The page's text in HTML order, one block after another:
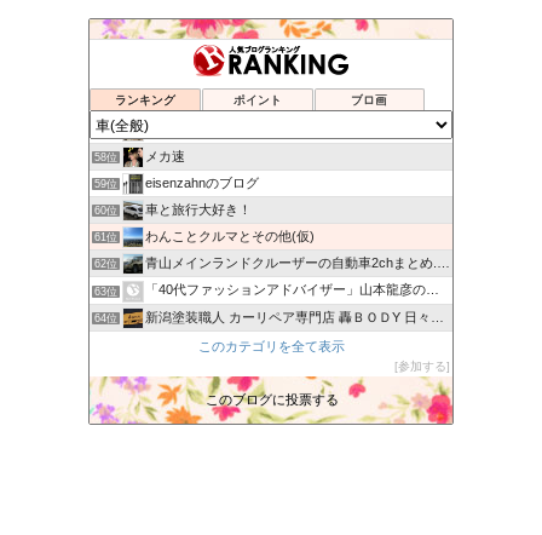
ランキング ポイント ブロ画
HIROMIX BLOG
なんでも情報局
56位 興味のままに解説する研究者
57位 usunonooのブログ@トミカ倉庫
58位 メカ速
59位 eisenzahnのブログ
60位 車と旅行大好き！
61位 わんことクルマとその他(仮)
62位 青山メインランドクルーザーの自動車2chまとめ.com
63位 「40代ファッションアドバイザー」山本龍彦のブログ
64位 新潟塗装職人 カーリペア専門店 轟ＢＯＤY 日々の出来事
カービューティープロ 向井日記
67位 ニコニコレンタカー広島（駅南口店・広大前店・胡町店・三篠店…
68位 へぇ〜さんの最新情報
このカテゴリを全て表示
参加する
このブログに投票する